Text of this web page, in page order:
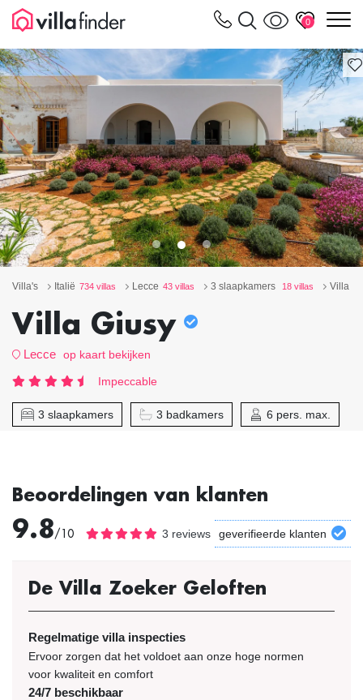
0
Villa's Italië 734 villas Lecce 43 villas 3 slaapkamers 18 villas Villa
Villa Giusy
Lecce op kaart bekijken
Impeccable
3 slaapkamers 3 badkamers 6 pers. max.
Beoordelingen van klanten
9.8/10 3 reviews geverifieerde klanten
De Villa Zoeker Geloften
Regelmatige villa inspecties
Ervoor zorgen dat het voldoet aan onze hoge normen
voor kwaliteit en comfort
24/7 beschikbaar
Cookies beheer paneel